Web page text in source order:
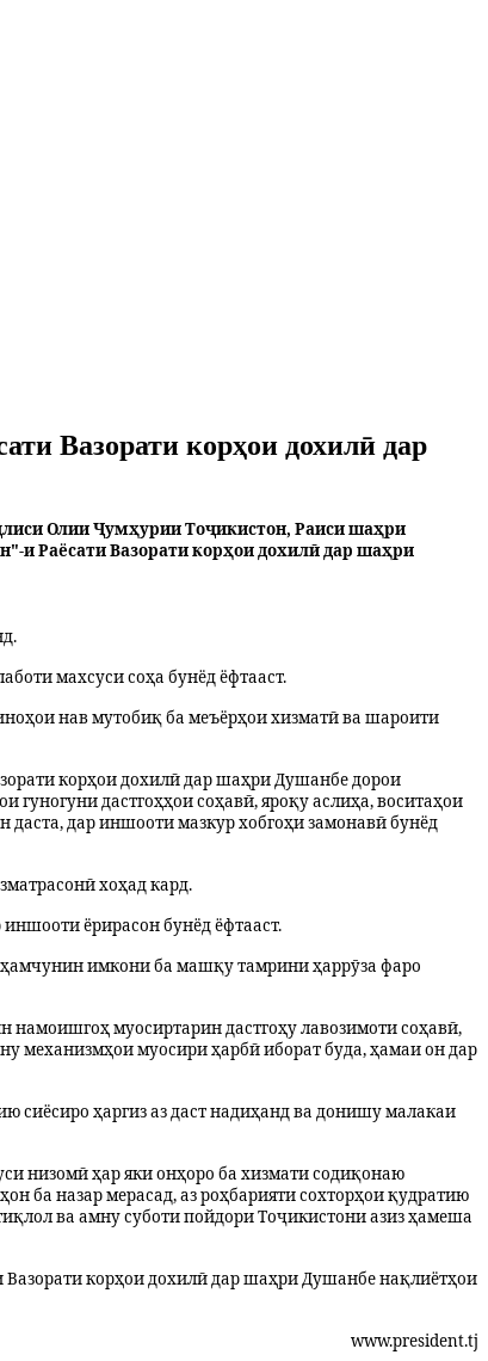
Вазорати корҳои дохилӣ дар
Олии Ҷумҳурии Тоҷикистон, Раиси шаҳри
и Раёсати Вазорати корҳои дохилӣ дар шаҳри
махсуси соҳа бунёд ёфтааст.
нав мутобиқ ба меъёрҳои хизматӣ ва шароити
корҳои дохилӣ дар шаҳри Душанбе дорои
дастгоҳҳои соҳавӣ, яроқу аслиҳа, воситаҳои
дар иншооти мазкур хобгоҳи замонавӣ бунёд
хоҳад кард.
ёрирасон бунёд ёфтааст.
имкони ба машқу тамрини ҳаррӯза фаро
муосиртарин дастгоҳу лавозимоти соҳавӣ,
механизмҳои муосири ҳарбӣ иборат буда, ҳамаи он дар
сиёсиро ҳаргиз аз даст надиҳанд ва донишу малакаи
низомӣ ҳар яки онҳоро ба хизмати содиқонаю
ба назар мерасад, аз роҳбарияти сохторҳои қудратию
ва амну суботи пойдори Тоҷикистони азиз ҳамеша
корҳои дохилӣ дар шаҳри Душанбе нақлиётҳои
www.president.tj